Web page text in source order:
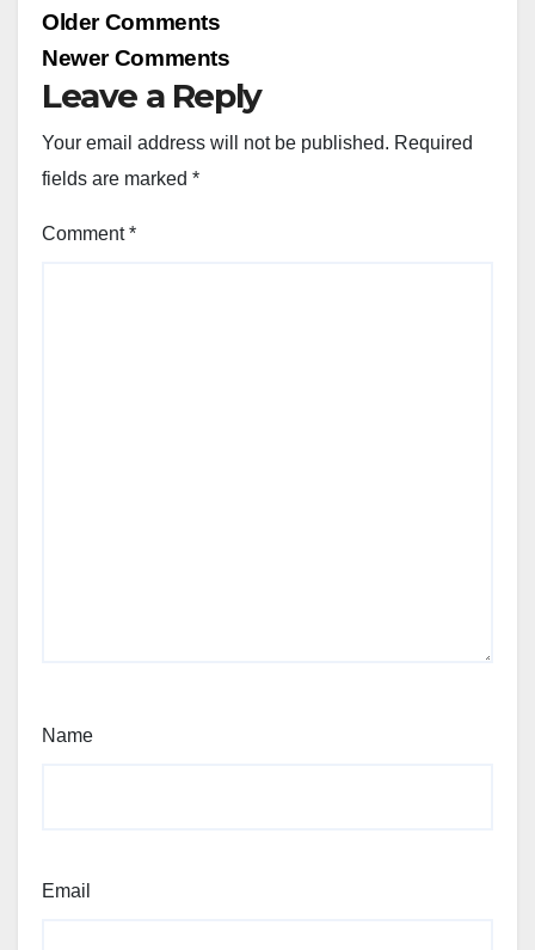
Comment
Older Comments
Newer Comments
Leave a Reply
Your email address will not be published. Required
fields are marked *
Comment*
Name
Email